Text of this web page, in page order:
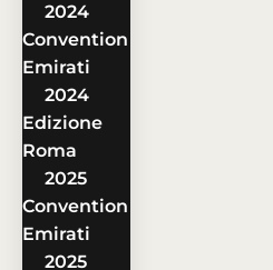
2024
Convention
Emirati
2024
Edizione
Roma
2025
Convention
Emirati
2025